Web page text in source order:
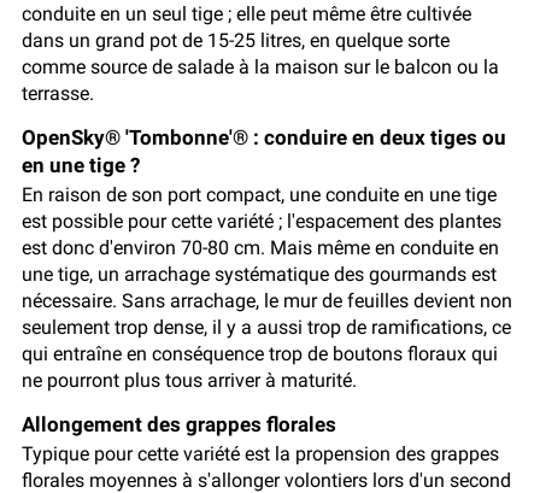
conduite en un seul tige ; elle peut même être cultivée
dans un grand pot de 15-25 litres, en quelque sorte
comme source de salade à la maison sur le balcon ou la
terrasse.
OpenSky® 'Tombonne'® : conduire en deux tiges ou
en une tige ?
En raison de son port compact, une conduite en une tige
est possible pour cette variété ; l'espacement des plantes
est donc d'environ 70-80 cm. Mais même en conduite en
une tige, un arrachage systématique des gourmands est
nécessaire. Sans arrachage, le mur de feuilles devient non
seulement trop dense, il y a aussi trop de ramifications, ce
qui entraîne en conséquence trop de boutons floraux qui
ne pourront plus tous arriver à maturité.
Allongement des grappes florales
Typique pour cette variété est la propension des grappes
florales moyennes à s'allonger volontiers lors d'un second